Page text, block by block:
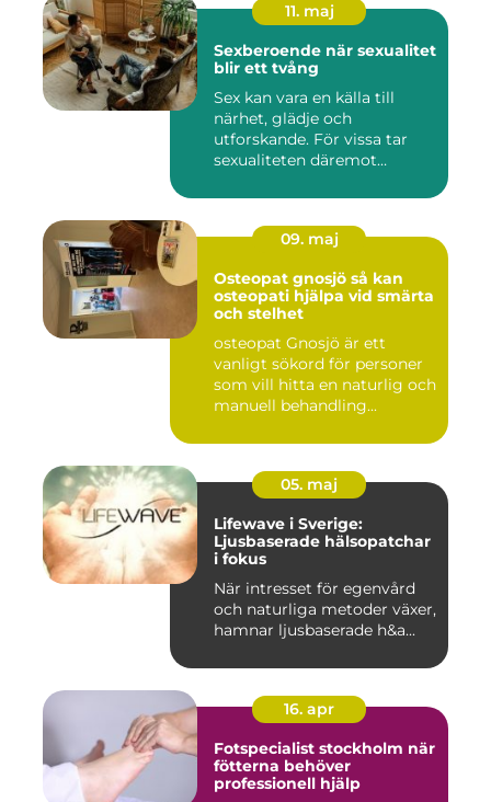
11. maj
Sexberoende när sexualitet
blir ett tvång
Sex kan vara en källa till
närhet, glädje och
utforskande. För vissa tar
sexualiteten däremot
09. maj
Osteopat gnosjö så kan
osteopati hjälpa vid smärta
och stelhet
osteopat Gnosjö är ett
vanligt sökord för personer
som vill hitta en naturlig och
manuell behandling...
05. maj
Lifewave i Sverige:
Ljusbaserade hälsopatchar
i fokus
När intresset för egenvård
och naturliga metoder växer,
hamnar ljusbaserade h&a...
16. apr
Fotspecialist stockholm när
fötterna behöver
professionell hjälp